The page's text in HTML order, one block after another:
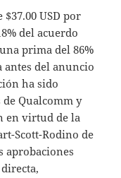
USD por
del acuerdo
prima del 86%
antes del anuncio
ha sido
Qualcomm y
en virtud de la
Scott-Rodino de
aprobaciones